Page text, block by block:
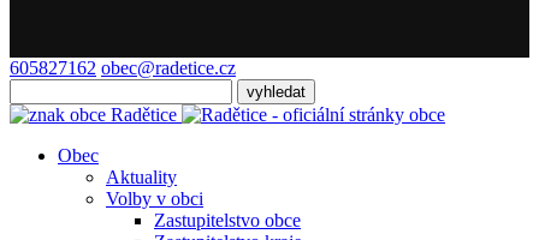
605827162 obec@radetice.cz
Obec
Aktuality
Volby v obci
Zastupitelstvo obce